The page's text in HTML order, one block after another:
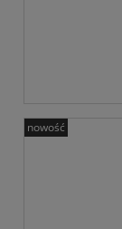
nowość